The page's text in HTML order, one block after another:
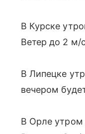
В Курске
Ветер до 2 м/
В Липецке
вечером
В Орле утром